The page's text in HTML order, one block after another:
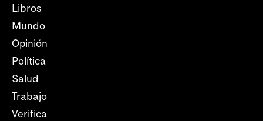
Libros
Mundo
Opinión
Política
Salud
Trabajo
Verifica